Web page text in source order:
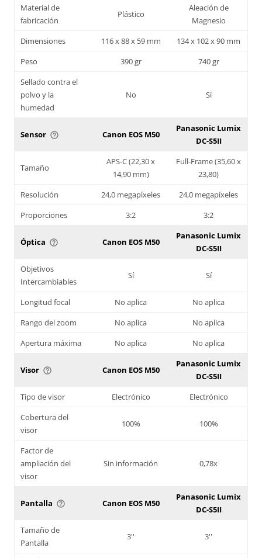
Material de
fabricación
Plástico
Aleación de
Magnesio
Dimensiones
116 x 88 x 59 mm
134 x 102 x 90 mm
Peso
390 gr
740 gr
Sellado contra el
polvo y la
humedad
No Sí
Sensor help_outline Canon EOS M50
Panasonic Lumix
DC-S5II
Tamaño
APS-C (22,30 x
14,90 mm)
Full-Frame (35,60 x
23,80)
Resolución
24,0 megapíxeles
24,0 megapíxeles
Proporciones
3:2 3:2
Óptica help_outline Canon EOS M50
Panasonic Lumix
DC-S5II
Objetivos
Intercambiables
Sí Sí
Longitud focal No aplica
No aplica
Rango del zoom
No aplica
No aplica
Apertura máxima
No aplica No aplica
Visor help_outline Canon EOS M50
Panasonic Lumix
DC-S5II
Tipo de visor
Electrónico
Electrónico
Cobertura del
visor
100% 100%
Factor de
ampliación del
visor
Sin información 0,78x
Pantalla help_outline Canon EOS M50
Panasonic Lumix
DC-S5II
Tamaño de
Pantalla
3'' 3''